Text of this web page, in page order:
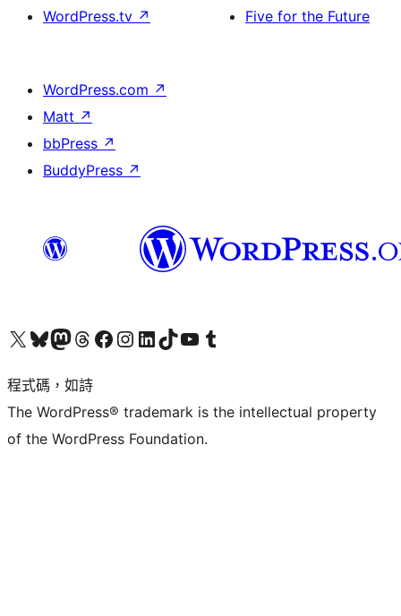
WordPress.tv ↗
Five for the Future
WordPress.com ↗
Matt ↗
bbPress ↗
BuddyPress ↗
查看我們的 X (之前的 Twitter) 帳號造訪我們的 Bluesky 帳號造訪我們的 Mastodon 帳號造訪我們的 Threads 帳號 造訪我們的 Facebook 粉絲專頁Visit our Instagram account
Visit our LinkedIn account
造訪我們的 TikTok 帳號Visit our YouTube channel
造訪我們的 Tumblr 帳號
程式碼，如詩
The WordPress® trademark is the intellectual property
of the WordPress Foundation.